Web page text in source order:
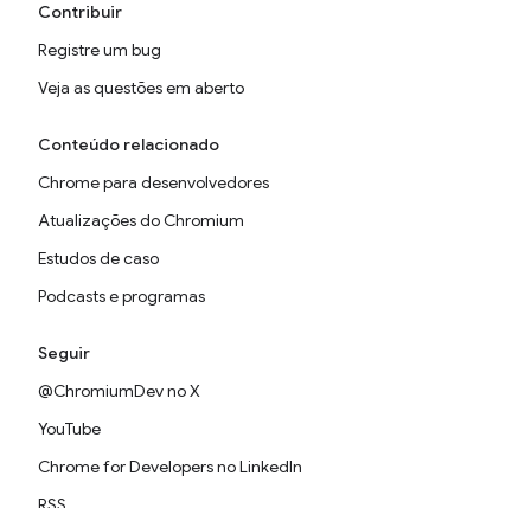
Contribuir
Registre um bug
Veja as questões em aberto
Conteúdo relacionado
Chrome para desenvolvedores
Atualizações do Chromium
Estudos de caso
Podcasts e programas
Seguir
@ChromiumDev no X
YouTube
Chrome for Developers no LinkedIn